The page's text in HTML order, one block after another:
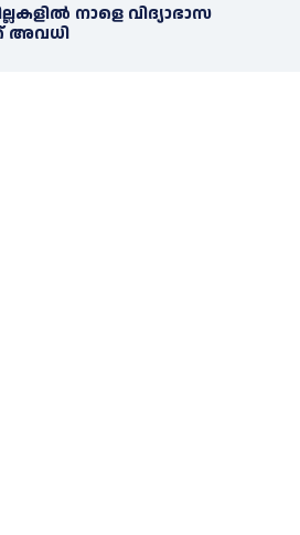
നാളെ വിദ്യാഭാസ
അവധി